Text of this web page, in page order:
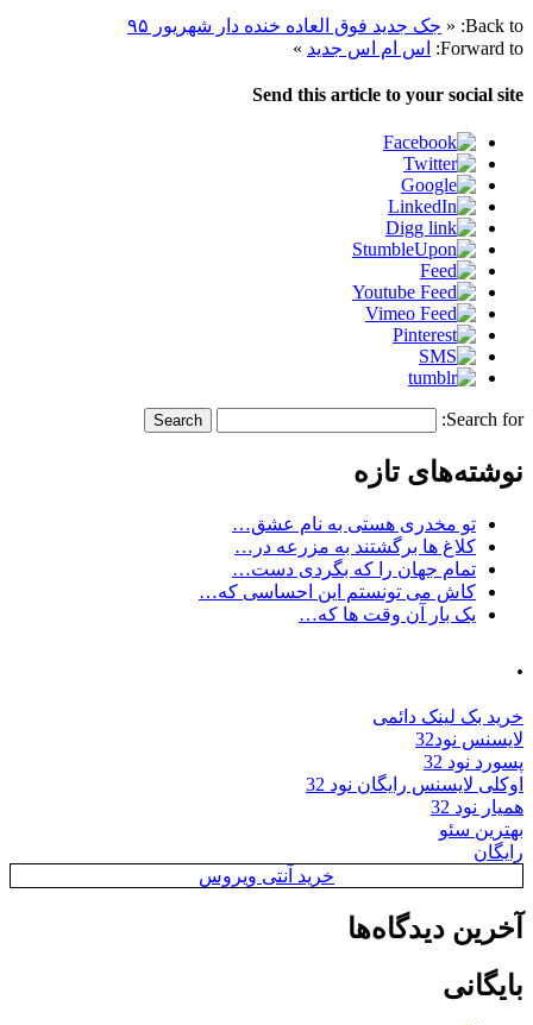
Back to:
« جک جدید فوق العاده خنده دار شهریور ۹۵
Forward to:
اس ام اس جدید »
Send this article to your social site
Search for:
نوشته‌های تازه
تو مخدری هستی به نام عشق…
کلاغ ها برگشتند به مزرعه در…
تمام جهان را که بگردی دست…
کاش می تونستم این احساسی که…
یک بار آن وقت ها که…
.
خرید بک لینک دائمی
لایسنس نود32
پسورد نود 32
اوکلی لایسنس رایگان نود 32
همیار نود 32
بهترین سئو
رایگان
خرید آنتی ویروس
آخرین دیدگاه‌ها
بایگانی